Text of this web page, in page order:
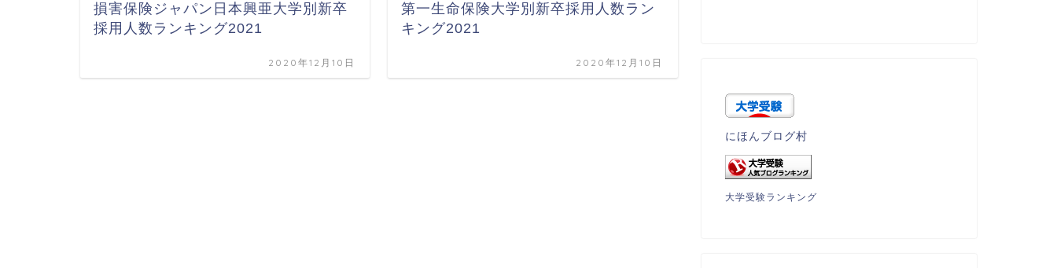
損害保険ジャパン日本興亜大学別新卒
採用人数ランキング2021
2020年12月10日
第一生命保険大学別新卒採用人数ラン
キング2021
2020年12月10日
にほんブログ村
大学受験ランキング